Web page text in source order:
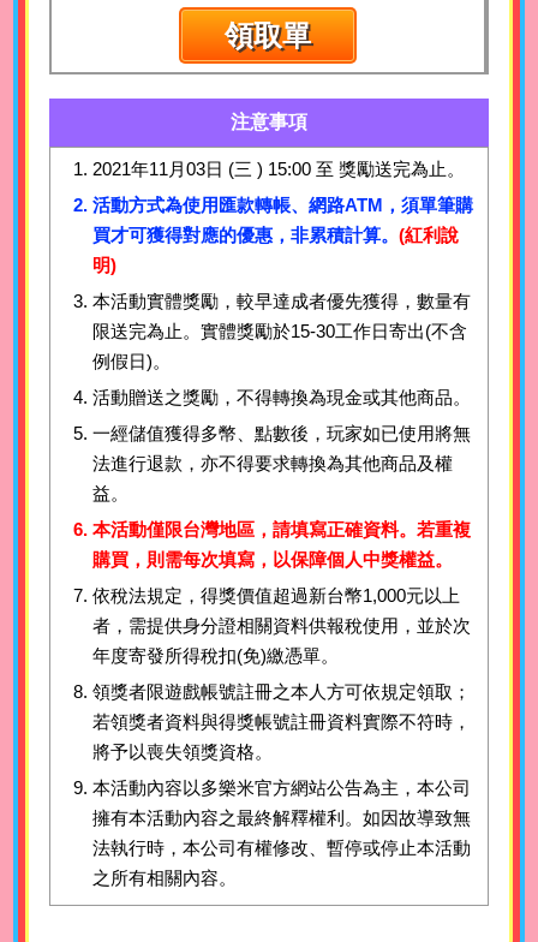
領取單
注意事項
2021年11月03日 (三 ) 15:00 至 獎勵送完為止。
活動方式為使用匯款轉帳、網路ATM，須單筆購
買才可獲得對應的優惠，非累積計算。 (紅利說
明)
本活動實體獎勵，較早達成者優先獲得，數量有
限送完為止。實體獎勵於15-30工作日寄出(不含
例假日)。
活動贈送之獎勵，不得轉換為現金或其他商品。
一經儲值獲得多幣、點數後，玩家如已使用將無
法進行退款，亦不得要求轉換為其他商品及權
益。
本活動僅限台灣地區，請填寫正確資料。若重複
購買，則需每次填寫，以保障個人中獎權益。
依稅法規定，得獎價值超過新台幣1,000元以上
者，需提供身分證相關資料供報稅使用，並於次
年度寄發所得稅扣(免)繳憑單。
領獎者限遊戲帳號註冊之本人方可依規定領取；
若領獎者資料與得獎帳號註冊資料實際不符時，
將予以喪失領獎資格。
本活動內容以多樂米官方網站公告為主，本公司
擁有本活動內容之最終解釋權利。如因故導致無
法執行時，本公司有權修改、暫停或停止本活動
之所有相關內容。